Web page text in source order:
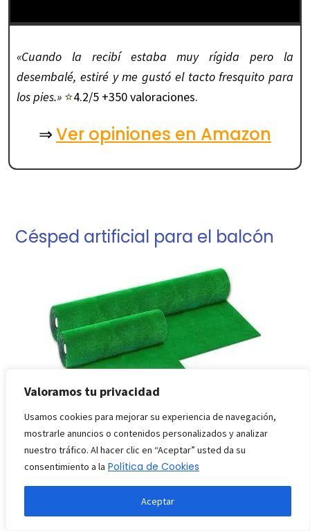
Valoramos tu privacidad
Usamos cookies para mejorar su experiencia de navegación,
mostrarle anuncios o contenidos personalizados y analizar
nuestro tráfico. Al hacer clic en “Aceptar” usted da su
consentimiento a la Política de Cookies
Aceptar
«Cuando la recibí estaba muy rígida pero la
desembalé, estiré y me gustó el tacto fresquito para
los pies.» ⭐4.2/5 +350 valoraciones.
⇒Ver opiniones en Amazon
Césped artificial para el balcón
Ver precio en Amazon